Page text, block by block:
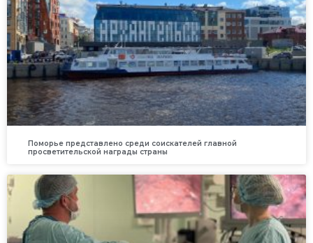
Поморье представлено среди соискателей главной
просветительской награды страны